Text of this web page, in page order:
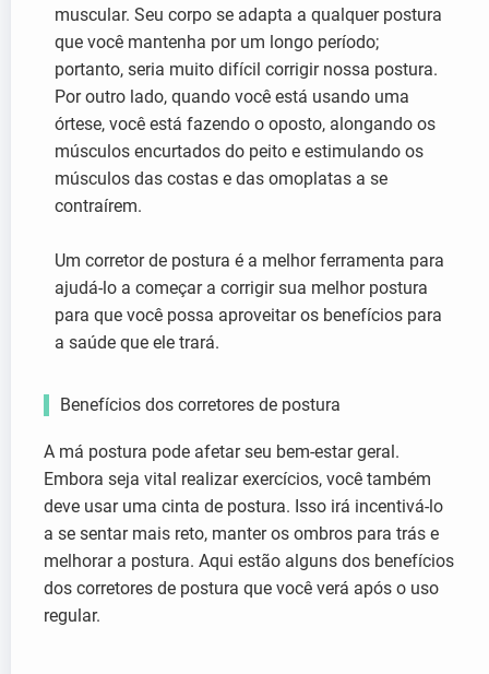
muscular. Seu corpo se adapta a qualquer postura
que você mantenha por um longo período;
portanto, seria muito difícil corrigir nossa postura.
Por outro lado, quando você está usando uma
órtese, você está fazendo o oposto, alongando os
músculos encurtados do peito e estimulando os
músculos das costas e das omoplatas a se
contraírem.
Um corretor de postura é a melhor ferramenta para
ajudá-lo a começar a corrigir sua melhor postura
para que você possa aproveitar os benefícios para
a saúde que ele trará.
Benefícios dos corretores de postura
A má postura pode afetar seu bem-estar geral.
Embora seja vital realizar exercícios, você também
deve usar uma cinta de postura. Isso irá incentivá-lo
a se sentar mais reto, manter os ombros para trás e
melhorar a postura. Aqui estão alguns dos benefícios
dos corretores de postura que você verá após o uso
regular.